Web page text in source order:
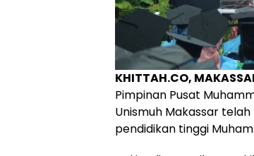
KHITTAH.CO,
Pimpinan Pusat
Unismuh Makassar
pendidikan tinggi